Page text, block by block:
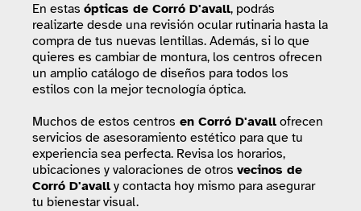
En estas ópticas de Corró D'avall, podrás
realizarte desde una revisión ocular rutinaria hasta la
compra de tus nuevas lentillas. Además, si lo que
quieres es cambiar de montura, los centros ofrecen
un amplio catálogo de diseños para todos los
estilos con la mejor tecnología óptica.
Muchos de estos centros en Corró D'avall ofrecen
servicios de asesoramiento estético para que tu
experiencia sea perfecta. Revisa los horarios,
ubicaciones y valoraciones de otros vecinos de
Corró D'avall y contacta hoy mismo para asegurar
tu bienestar visual.